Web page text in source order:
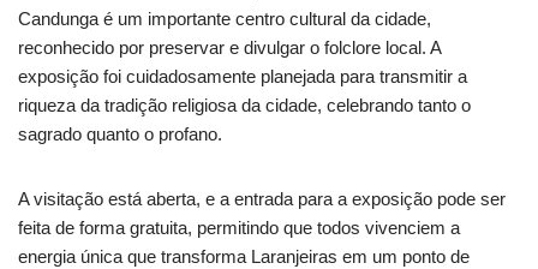
Candunga é um importante centro cultural da cidade,
reconhecido por preservar e divulgar o folclore local. A
exposição foi cuidadosamente planejada para transmitir a
riqueza da tradição religiosa da cidade, celebrando tanto o
sagrado quanto o profano.
A visitação está aberta, e a entrada para a exposição pode ser
feita de forma gratuita, permitindo que todos vivenciem a
energia única que transforma Laranjeiras em um ponto de